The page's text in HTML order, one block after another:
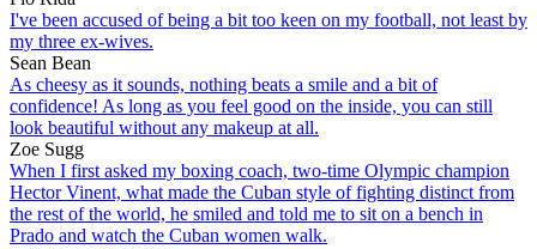
I've been accused of being a bit too keen on my football, not least by
my three ex-wives.
Sean Bean
As cheesy as it sounds, nothing beats a smile and a bit of
confidence! As long as you feel good on the inside, you can still
look beautiful without any makeup at all.
Zoe Sugg
When I first asked my boxing coach, two-time Olympic champion
Hector Vinent, what made the Cuban style of fighting distinct from
the rest of the world, he smiled and told me to sit on a bench in
Prado and watch the Cuban women walk.